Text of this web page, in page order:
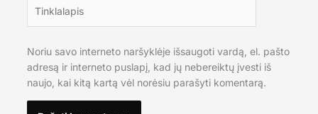
Noriu savo interneto naršyklėje išsaugoti vardą, el. pašto
adresą ir interneto puslapį, kad jų nebereiktų įvesti iš
naujo, kai kitą kartą vėl norėsiu parašyti komentarą.